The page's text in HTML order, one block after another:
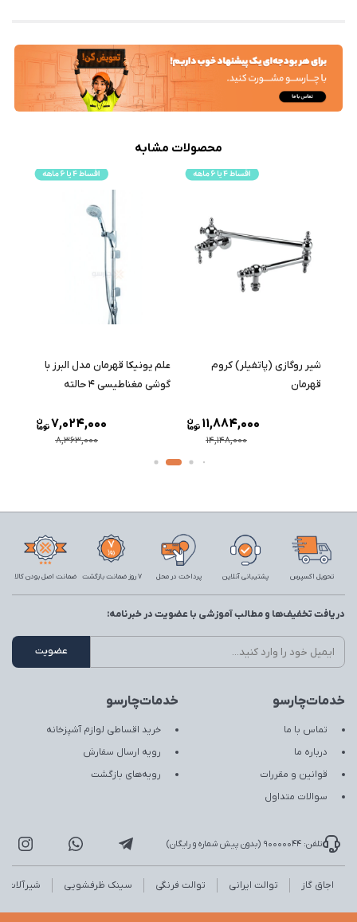
محصولات مشابه
شیر روگازی (پاتفیلر) کروم
قهرمان
14,148,000
11,884,000
علم یونیکا قهرمان مدل البرز با
گوشی مغناطیسی ۴ حالته
8,363,000
7,024,000
علم دوش
تحویل اکسپرس پشتیبانی آنلاین پرداخت در محل 7 روز ضمانت بازگشت ضمانت اصل بودن کالا
خدمات‌چارسو
تماس با ما
درباره ما
قوانین و مقررات
سوالات متداول
خدمات‌چارسو
خرید اقساطی لوازم آشپزخانه
رویه ارسال سفارش
رویه‌های بازگشت
دریافت تخفیف‌ها و مطالب آموزشی با عضویت در خبرنامه:
تلفن: 90000044 (بدون پیش شماره و رایگان)
اجاق گاز توالت ایرانی توالت فرنگی سینک ظرفشویی شیرآلات